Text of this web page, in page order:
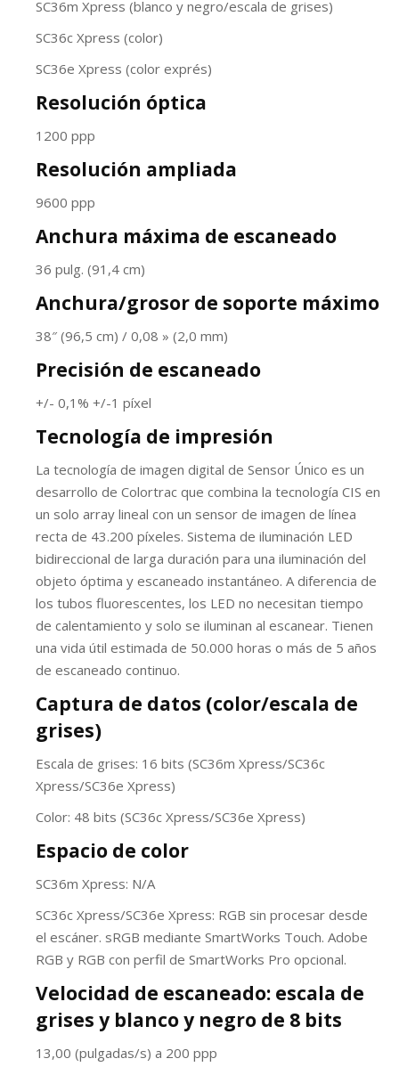
SC36m Xpress (blanco y negro/escala de grises)
SC36c Xpress (color)
SC36e Xpress (color exprés)
Resolución óptica
1200 ppp
Resolución ampliada
9600 ppp
Anchura máxima de escaneado
36 pulg. (91,4 cm)
Anchura/grosor de soporte máximo
38″ (96,5 cm) / 0,08 » (2,0 mm)
Precisión de escaneado
+/- 0,1% +/-1 píxel
Tecnología de impresión
La tecnología de imagen digital de Sensor Único es un
desarrollo de Colortrac que combina la tecnología CIS en
un solo array lineal con un sensor de imagen de línea
recta de 43.200 píxeles. Sistema de iluminación LED
bidireccional de larga duración para una iluminación del
objeto óptima y escaneado instantáneo. A diferencia de
los tubos fluorescentes, los LED no necesitan tiempo
de calentamiento y solo se iluminan al escanear. Tienen
una vida útil estimada de 50.000 horas o más de 5 años
de escaneado continuo.
Captura de datos (color/escala de
grises)
Escala de grises: 16 bits (SC36m Xpress/SC36c
Xpress/SC36e Xpress)
Color: 48 bits (SC36c Xpress/SC36e Xpress)
Espacio de color
SC36m Xpress: N/A
SC36c Xpress/SC36e Xpress: RGB sin procesar desde
el escáner. sRGB mediante SmartWorks Touch. Adobe
RGB y RGB con perfil de SmartWorks Pro opcional.
Velocidad de escaneado: escala de
grises y blanco y negro de 8 bits
13,00 (pulgadas/s) a 200 ppp